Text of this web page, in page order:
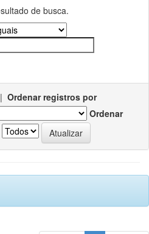
de busca.
| Ordenar registros por
Ordenar